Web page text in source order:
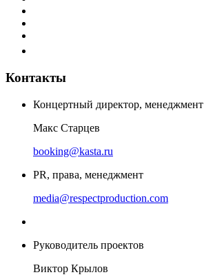
Контакты
Концертный директор, менеджмент
Макс Старцев
booking@kasta.ru
PR, права, менеджмент
media@respectproduction.com
Руководитель проектов
Виктор Крылов